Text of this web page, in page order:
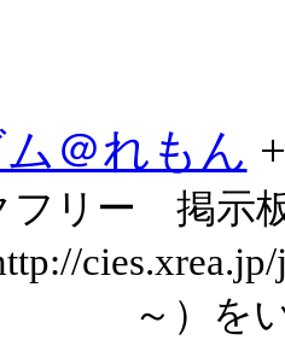
＠れもん
フリー 掲示
～）を